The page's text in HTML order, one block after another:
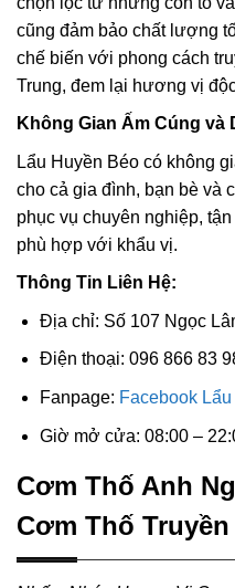
cũng đảm bảo chất lượng
chế biến với phong cách
Trung, đem lại hương vị
Không Gian Ấm Cúng và
Lẩu Huyền Béo có không
cho cả gia đình, bạn bè và
phục vụ chuyên nghiệp,
phù hợp với khẩu vị.
Thông Tin Liên Hệ:
Địa chỉ: Số 107 Ngọc
Điện thoại: 096 866 83
Fanpage: Facebook
Giờ mở cửa: 08:00 –
Cơm Thố Anh
Cơm Thố